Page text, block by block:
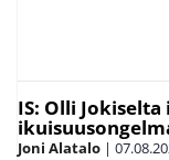
IS: Olli Jokiselta
Joni Alatalo |